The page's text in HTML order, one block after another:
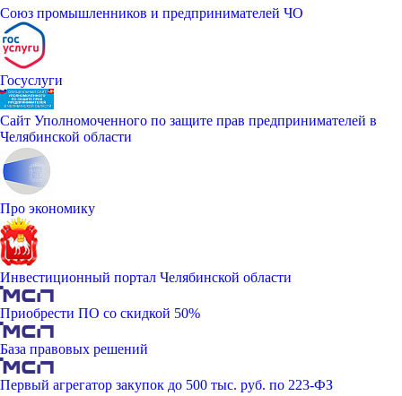
Союз промышленников и предпринимателей ЧО
Госуслуги
Сайт Уполномоченного по защите прав предпринимателей в
Челябинской области
Про экономику
Инвестиционный портал Челябинской области
Приобрести ПО со скидкой 50%
База правовых решений
Первый агрегатор закупок до 500 тыс. руб. по 223-ФЗ